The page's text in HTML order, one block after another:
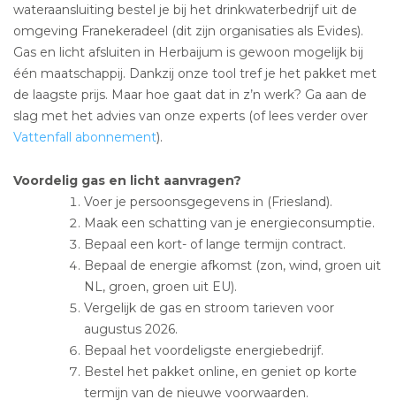
wateraansluiting bestel je bij het drinkwaterbedrijf uit de
omgeving Franekeradeel (dit zijn organisaties als Evides).
Gas en licht afsluiten in Herbaijum is gewoon mogelijk bij
één maatschappij. Dankzij onze tool tref je het pakket met
de laagste prijs. Maar hoe gaat dat in z’n werk? Ga aan de
slag met het advies van onze experts (of lees verder over
Vattenfall abonnement).
Voordelig gas en licht aanvragen?
Voer je persoonsgegevens in (Friesland).
Maak een schatting van je energieconsumptie.
Bepaal een kort- of lange termijn contract.
Bepaal de energie afkomst (zon, wind, groen uit
NL, groen, groen uit EU).
Vergelijk de gas en stroom tarieven voor
augustus 2026.
Bepaal het voordeligste energiebedrijf.
Bestel het pakket online, en geniet op korte
termijn van de nieuwe voorwaarden.